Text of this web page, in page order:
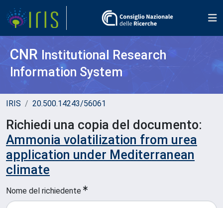
CNR Institutional Research
Information System
IRIS 20.500.14243/56061
Richiedi una copia del documento:
Ammonia volatilization from urea
application under Mediterranean
climate
Nome del richiedente